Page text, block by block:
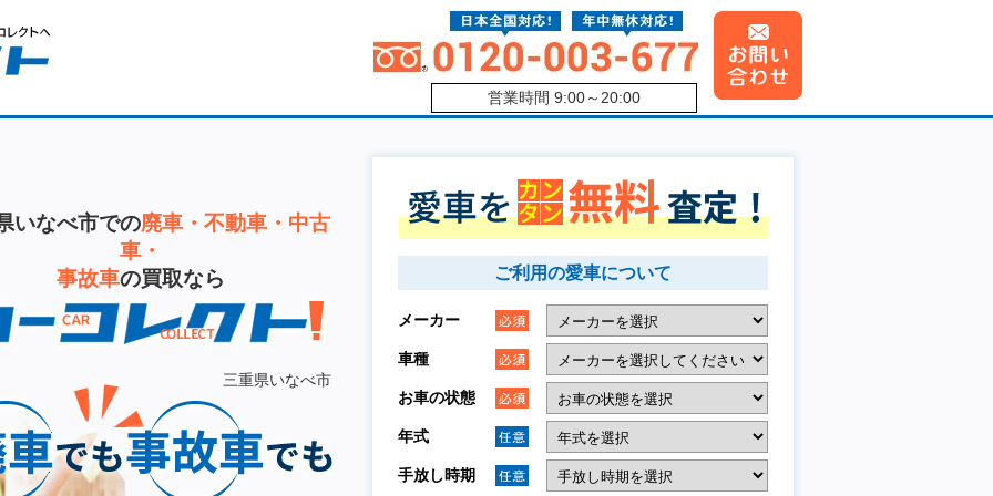
営業時間 9:00～20:00
いなべ市での廃車・不動車・中古
車・
事故車の買取なら
三重県いなべ市
ご利用の愛車について
メーカー
車種
お車の状態
年式
手放し時期